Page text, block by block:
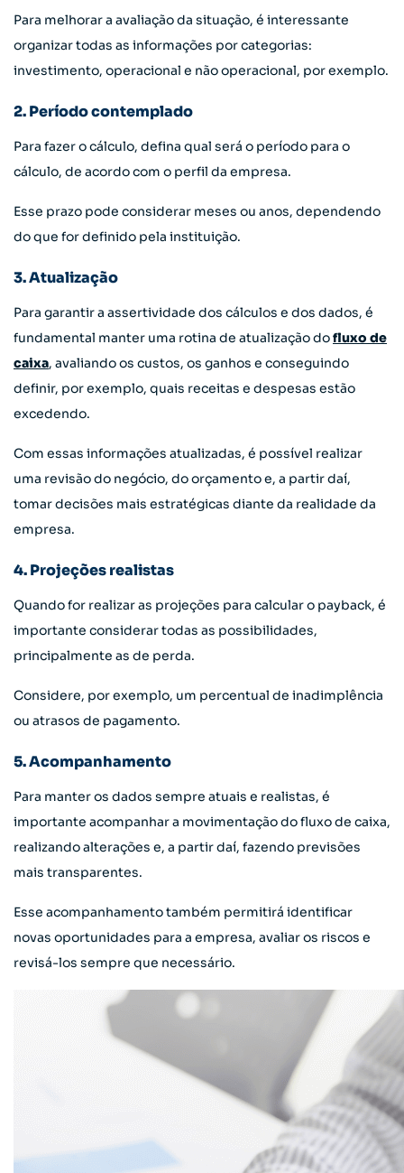
Para melhorar a avaliação da situação, é interessante
organizar todas as informações por categorias:
investimento, operacional e não operacional, por exemplo.
2. Período contemplado
Para fazer o cálculo, defina qual será o período para o
cálculo, de acordo com o perfil da empresa.
Esse prazo pode considerar meses ou anos, dependendo
do que for definido pela instituição.
3. Atualização
Para garantir a assertividade dos cálculos e dos dados, é
fundamental manter uma rotina de atualização dofluxo de
caixa, avaliando os custos, os ganhos e conseguindo
definir, por exemplo, quais receitas e despesas estão
excedendo.
Com essas informações atualizadas, é possível realizar
uma revisão do negócio, do orçamento e, a partir daí,
tomar decisões mais estratégicas diante da realidade da
empresa.
4. Projeções realistas
Quando for realizar as projeções para calcular o payback, é
importante considerar todas as possibilidades,
principalmente as de perda.
Considere, por exemplo, um percentual de inadimplência
ou atrasos de pagamento.
5. Acompanhamento
Para manter os dados sempre atuais e realistas, é
importante acompanhar a movimentação do fluxo de caixa,
realizando alterações e, a partir daí, fazendo previsões
mais transparentes.
Esse acompanhamento também permitirá identificar
novas oportunidades para a empresa, avaliar os riscos e
revisá-los sempre que necessário.